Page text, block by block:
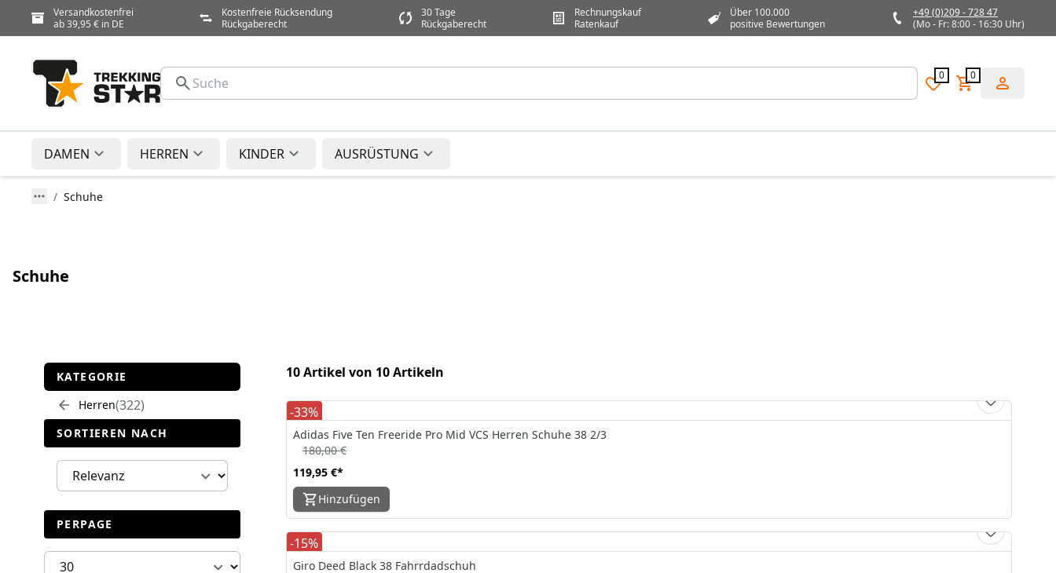
Versandkostenfrei
ab 39,95 € in DE
Kostenfreie Rücksendung
Rückgaberecht
30 Tage
Rückgaberecht
Rechnungskauf
Ratenkauf
Über 100.000
positive Bewertungen
+49 (0)209 - 728 47
(Mo - Fr: 8:00 - 16:30 Uhr)
0 0
DAMEN HERREN KINDER AUSRÜSTUNG
Schuhe
Schuhe
KATEGORIE
Herren 322
SORTIEREN NACH
PERPAGE
10 Artikel von 10 Artikeln
-33%
Adidas Five Ten Freeride Pro Mid VCS Herren Schuhe 38 2/3
119,95 €*
180,00 €
Hinzufügen
-15%
Giro Deed Black 38 Fahrrdadschuh